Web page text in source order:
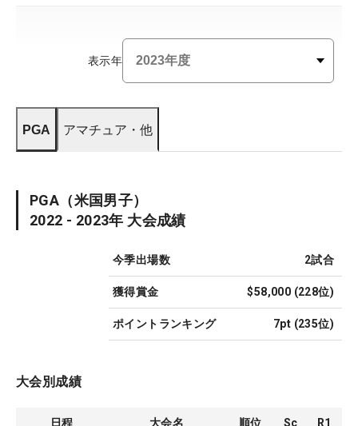
表示年
PGA アマチュア・他
PGA （米国男子）
2022 - 2023年 大会成績
今季出場数 2試合
獲得賞金 $58,000 (228位)
ポイントランキング 7pt (235位)
大会別成績
日程 大会名 順位 Sc R1